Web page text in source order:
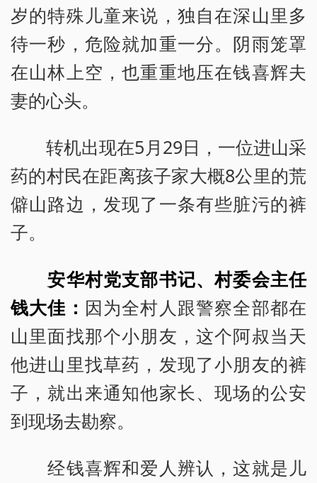
岁的特殊儿童来说，独自在深山里多
待一秒，危险就加重一分。阴雨笼罩
在山林上空，也重重地压在钱喜辉夫
妻的心头。
转机出现在5月29日，一位进山采
药的村民在距离孩子家大概8公里的荒
僻山路边，发现了一条有些脏污的裤
子。
安华村党支部书记、村委会主任
钱大佳 ： 因为全村人跟警察全部都在
山里面找那个小朋友，这个阿叔当天
他进山里找草药，发现了小朋友的裤
子，就出来通知他家长、现场的公安
到现场去勘察。
经钱喜辉和爱人辨认，这就是儿